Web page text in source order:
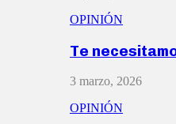
OPINIÓN
Te
3 marzo, 2026
OPINIÓN